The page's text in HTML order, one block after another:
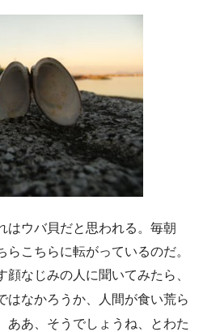
はウバ貝だと思われる。毎朝
らこちらに転がっているのだ。
なじみの人に聞いてみたら、
はなかろうか、人間が食い荒ら
ああ、そうでしょうね、とわた